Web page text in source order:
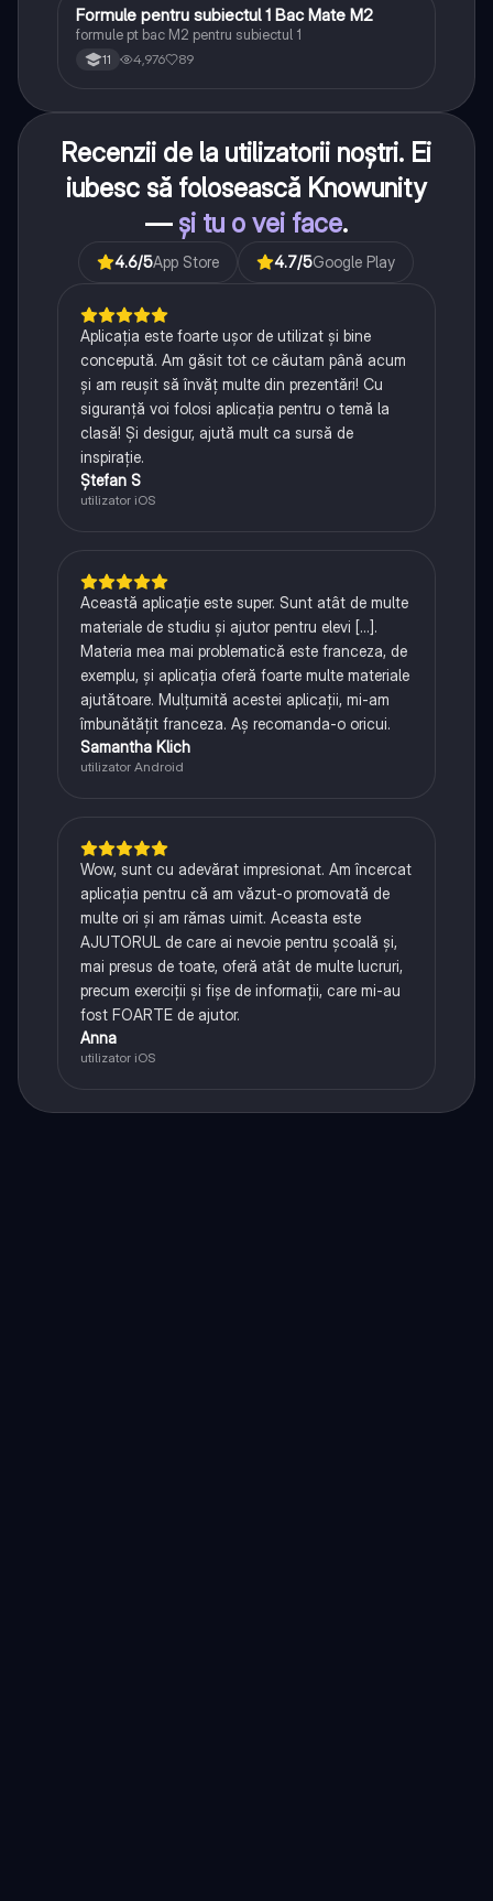
Matematică
Formule pentru subiectul 1 Bac Mate M2
formule pt bac M2 pentru subiectul 1
11 4,976 89
Recenzii de la utilizatorii noștri. Ei
iubesc să folosească Knowunity
— și tu o vei face.
4.6/5App Store 4.7/5Google Play
Aplicația este foarte ușor de utilizat și bine
concepută. Am găsit tot ce căutam până acum
și am reușit să învăț multe din prezentări! Cu
siguranță voi folosi aplicația pentru o temă la
clasă! Și desigur, ajută mult ca sursă de
inspirație.
Ștefan S
utilizator iOS
Această aplicație este super. Sunt atât de multe
materiale de studiu și ajutor pentru elevi [...].
Materia mea mai problematică este franceza, de
exemplu, și aplicația oferă foarte multe materiale
ajutătoare. Mulțumită acestei aplicații, mi-am
îmbunătățit franceza. Aș recomanda-o oricui.
Samantha Klich
utilizator Android
Wow, sunt cu adevărat impresionat. Am încercat
aplicația pentru că am văzut-o promovată de
multe ori și am rămas uimit. Aceasta este
AJUTORUL de care ai nevoie pentru școală și,
mai presus de toate, oferă atât de multe lucruri,
precum exerciții și fișe de informații, care mi-au
fost FOARTE de ajutor.
Anna
utilizator iOS